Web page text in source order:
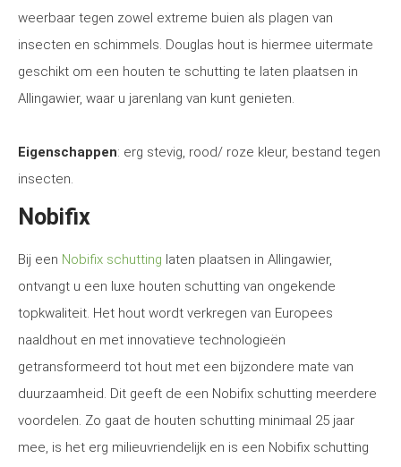
weerbaar tegen zowel extreme buien als plagen van
insecten en schimmels. Douglas hout is hiermee uitermate
geschikt om een houten te schutting te laten plaatsen in
Allingawier, waar u jarenlang van kunt genieten.
Eigenschappen: erg stevig, rood/ roze kleur, bestand tegen
insecten.
Nobifix
Bij een Nobifix schutting laten plaatsen in Allingawier,
ontvangt u een luxe houten schutting van ongekende
topkwaliteit. Het hout wordt verkregen van Europees
naaldhout en met innovatieve technologieën
getransformeerd tot hout met een bijzondere mate van
duurzaamheid. Dit geeft de een Nobifix schutting meerdere
voordelen. Zo gaat de houten schutting minimaal 25 jaar
mee, is het erg milieuvriendelijk en is een Nobifix schutting